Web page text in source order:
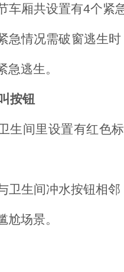
车厢共设置有4个紧
急情况需破窗逃生
急逃生。
按钮
生间里设置有红色
卫生间冲水按钮相
尬场景。